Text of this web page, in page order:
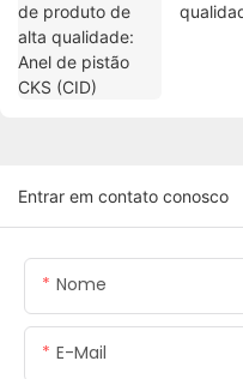
Entrar em contato conosco
Nome
E-Mail